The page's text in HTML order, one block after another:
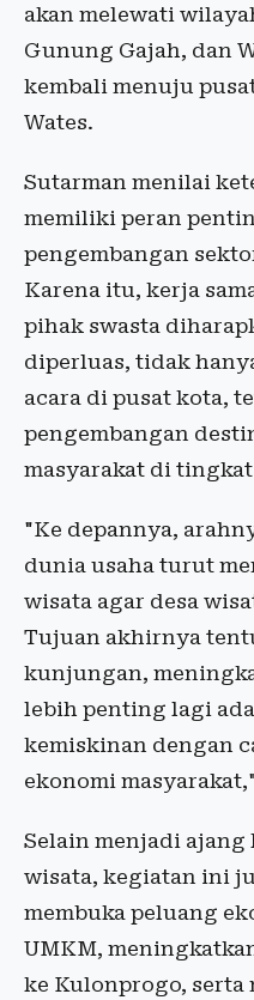
akan melewati
Gunung Gajah, dan
kembali menuju
Wates.
Sutarman menilai
memiliki peran
pengembangan
Karena itu, kerja
pihak swasta
diperluas, tidak
acara di pusat kota,
pengembangan
masyarakat di tingkat
"Ke depannya,
dunia usaha turut
wisata agar desa
Tujuan akhirnya
kunjungan,
lebih penting lagi
kemiskinan dengan
ekonomi
Selain menjadi
wisata, kegiatan ini
membuka peluang
UMKM,
ke Kulonprogo, serta